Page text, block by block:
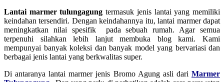
Lantai marmer tulungagung termasuk jenis lantai yang memiliki
keindahan tersendiri. Dengan keindahannya itu, lantai marmer dapat
meningkatkan nilai spesifik pada sebuah rumah. Agar semua
terpenuhi silahkan lebih lanjut membuka blog kami. Kami
mempunyai banyak koleksi dan banyak model yang bervariasi dan
berbagai jenis lantai yang berkwalitas super.
Di antaranya lantai marmer jenis Bromo Agung asli dari Marmer